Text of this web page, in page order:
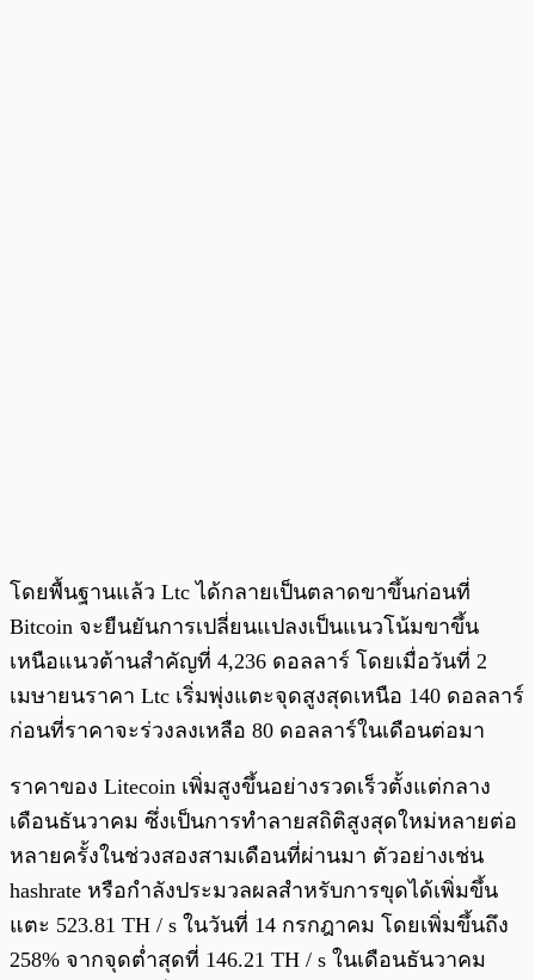
โดยพื้นฐานแล้ว Ltc ได้กลายเป็นตลาดขาขึ้นก่อนที่
Bitcoin จะยืนยันการเปลี่ยนแปลงเป็นแนวโน้มขาขึ้น
เหนือแนวต้านสำคัญที่ 4,236 ดอลลาร์ โดยเมื่อวันที่ 2
เมษายนราคา Ltc เริ่มพุ่งแตะจุดสูงสุดเหนือ 140 ดอลลาร์
ก่อนที่ราคาจะร่วงลงเหลือ 80 ดอลลาร์ในเดือนต่อมา
ราคาของ Litecoin เพิ่มสูงขึ้นอย่างรวดเร็วตั้งแต่กลาง
เดือนธันวาคม ซึ่งเป็นการทำลายสถิติสูงสุดใหม่หลายต่อ
หลายครั้งในช่วงสองสามเดือนที่ผ่านมา ตัวอย่างเช่น
hashrate หรือกำลังประมวลผลสำหรับการขุดได้เพิ่มขึ้น
แตะ 523.81 TH / s ในวันที่ 14 กรกฎาคม โดยเพิ่มขึ้นถึง
258% จากจุดต่ำสุดที่ 146.21 TH / s ในเดือนธันวาคม